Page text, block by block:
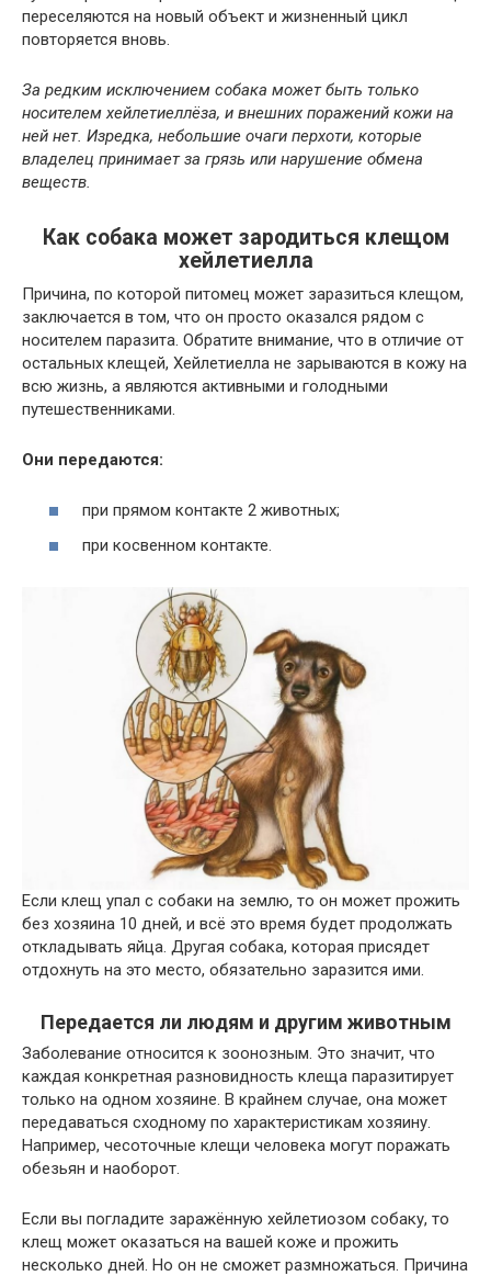
переселяются на новый объект и жизненный цикл
повторяется вновь.
За редким исключением собака может быть только
носителем хейлетиеллёза, и внешних поражений кожи на
ней нет. Изредка, небольшие очаги перхоти, которые
владелец принимает за грязь или нарушение обмена
веществ.
Как собака может зародиться клещом
хейлетиелла
Причина, по которой питомец может заразиться клещом,
заключается в том, что он просто оказался рядом с
носителем паразита. Обратите внимание, что в отличие от
остальных клещей, Хейлетиелла не зарываются в кожу на
всю жизнь, а являются активными и голодными
путешественниками.
Они передаются:
при прямом контакте 2 животных;
при косвенном контакте.
Если клещ упал с собаки на землю, то он может прожить
без хозяина 10 дней, и всё это время будет продолжать
откладывать яйца. Другая собака, которая присядет
отдохнуть на это место, обязательно заразится ими.
Передается ли людям и другим животным
Заболевание относится к зоонозным. Это значит, что
каждая конкретная разновидность клеща паразитирует
только на одном хозяине. В крайнем случае, она может
передаваться сходному по характеристикам хозяину.
Например, чесоточные клещи человека могут поражать
обезьян и наоборот.
Если вы погладите заражённую хейлетиозом собаку, то
клещ может оказаться на вашей коже и прожить
несколько дней. Но он не сможет размножаться. Причина